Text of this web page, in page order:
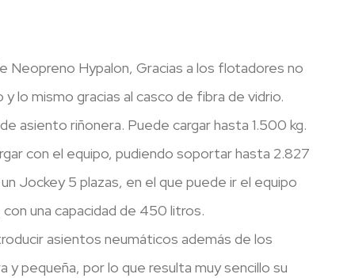
Neopreno Hypalon, Gracias a los flotadores no
lo mismo gracias al casco de fibra de vidrio.
asiento riñonera. Puede cargar hasta 1.500 kg.
con el equipo, pudiendo soportar hasta 2.827
Jockey 5 plazas, en el que puede ir el equipo
una capacidad de 450 litros.
asientos neumáticos además de los
pequeña, por lo que resulta muy sencillo su